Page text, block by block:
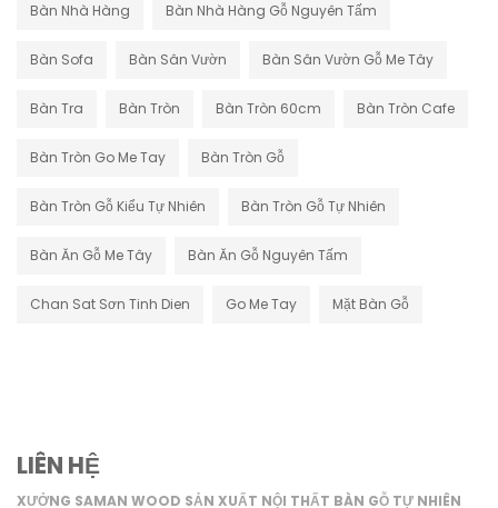
Bàn Nhà Hàng Bàn Nhà Hàng Gỗ Nguyên Tấm
Bàn Sofa Bàn Sân Vườn Bàn Sân Vườn Gỗ Me Tây
Bàn Tra Bàn Tròn Bàn Tròn 60cm Bàn Tròn Cafe
Bàn Tròn Go Me Tay Bàn Tròn Gỗ
Bàn Tròn Gỗ Kiểu Tự Nhiên Bàn Tròn Gỗ Tự Nhiên
Bàn Ăn Gỗ Me Tây Bàn Ăn Gỗ Nguyên Tấm
Chan Sat Sơn Tinh Dien Go Me Tay Mặt Bàn Gỗ
LIÊN HỆ
XƯỞNG SAMAN WOOD SẢN XUẤT NỘI THẤT BÀN GỖ TỰ NHIÊN